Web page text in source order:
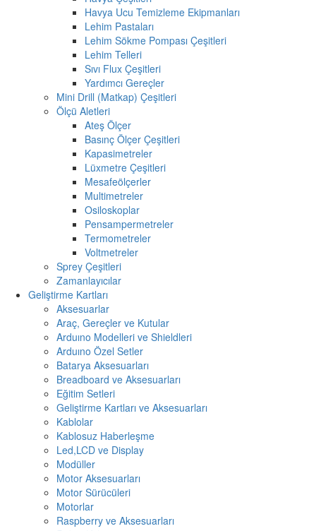
Havya Ucu Temizleme Ekipmanları
Lehim Pastaları
Lehim Sökme Pompası Çeşitleri
Lehim Telleri
Sıvı Flux Çeşitleri
Yardımcı Gereçler
Mini Drill (Matkap) Çeşitleri
Ölçü Aletleri
Ateş Ölçer
Basınç Ölçer Çeşitleri
Kapasimetreler
Lüxmetre Çeşitleri
Mesafeölçerler
Multimetreler
Osiloskoplar
Pensampermetreler
Termometreler
Voltmetreler
Sprey Çeşitleri
Zamanlayıcılar
Geliştirme Kartları
Aksesuarlar
Araç, Gereçler ve Kutular
Arduıno Modelleri ve Shieldleri
Arduıno Özel Setler
Batarya Aksesuarları
Breadboard ve Aksesuarları
Eğitim Setleri
Geliştirme Kartları ve Aksesuarları
Kablolar
Kablosuz Haberleşme
Led,LCD ve Display
Modüller
Motor Aksesuarları
Motor Sürücüleri
Motorlar
Raspberry ve Aksesuarları